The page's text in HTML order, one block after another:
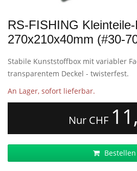
RS-FISHING
270x210x40mm (#30-
Stabile Kunststoffbox mit variabler
transparentem Deckel - twisterfest.
An Lager, sofort lieferbar.
Nur CHF
Bestellen